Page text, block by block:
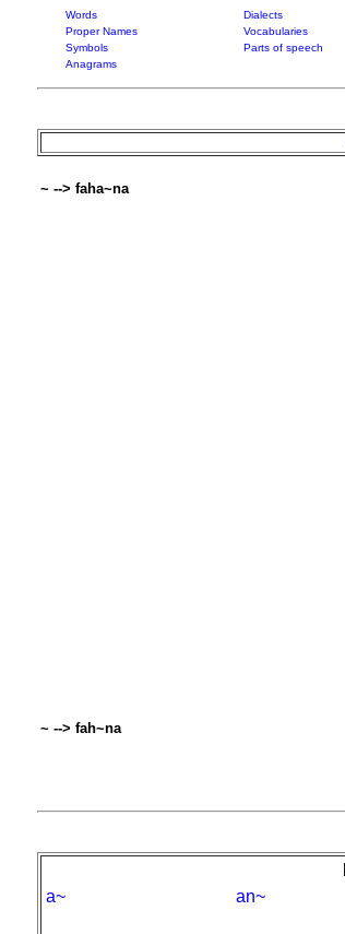
Words Dialects
Proper Names
Vocabularies
Symbols
Parts of speech
Anagrams
~ --> faha~na
~ --> fah~na
a~
an~